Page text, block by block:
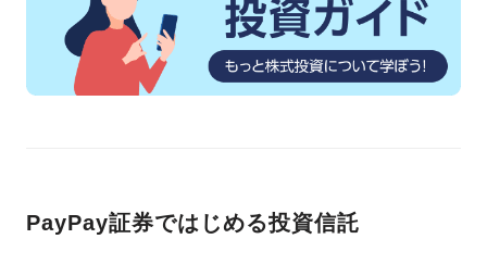
PayPay証券ではじめる投資信託